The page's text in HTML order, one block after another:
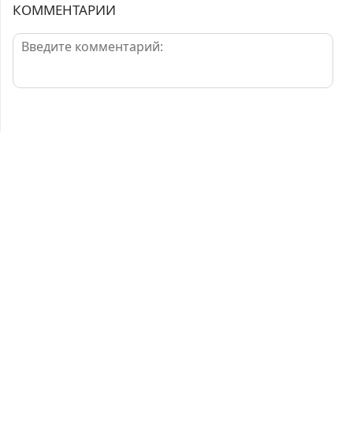
КОММЕНТАРИИ